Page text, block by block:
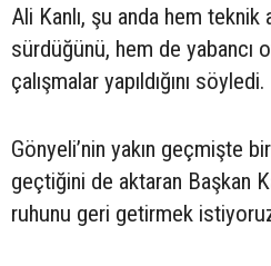
Ali Kanlı, şu anda hem teknik
sürdüğünü, hem de yabancı
çalışmalar yapıldığını söyledi.
Gönyeli’nin yakın geçmişte
geçtiğini de aktaran Başkan
ruhunu geri getirmek